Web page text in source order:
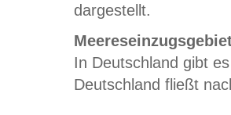
dargestellt.
In Deutschland gibt
Deutschland fließt